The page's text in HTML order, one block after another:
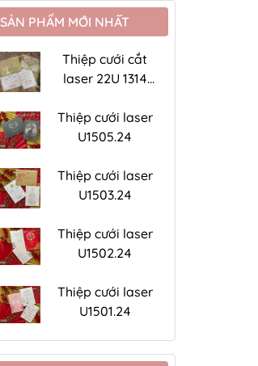
SẢN PHẨM MỚI NHẤT
Thiệp cưới cắt
laser 22U 1314
Thiệp cưới laser
U1505.24
Thiệp cưới laser
U1503.24
Thiệp cưới laser
U1502.24
Thiệp cưới laser
U1501.24